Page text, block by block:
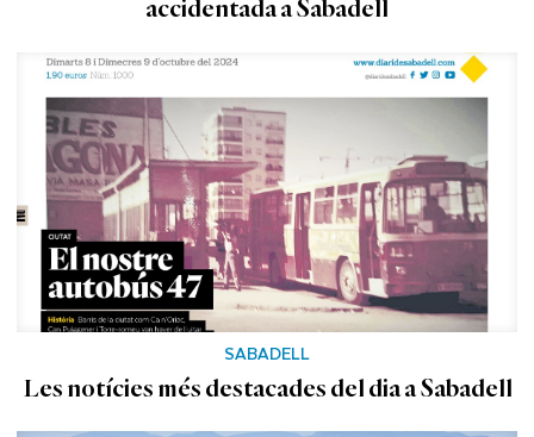
accidentada a Sabadell
SABADELL
Les notícies més destacades del dia a Sabadell